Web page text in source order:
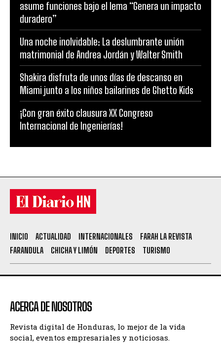
asume funciones bajo el lema “Genera un impacto
duradero”
Una noche inolvidable: La deslumbrante unión
matrimonial de Andrea Jordán y Walter Smith
Shakira disfruta de unos días de descanso en
Miami junto a los niños bailarines de Ghetto Kids
¡Con gran éxito clausura XX Congreso
Internacional de Ingenierías!
INICIO ACTUALIDAD INTERNACIONALES
FARAH LA REVISTA
FARANDULA
CHICHA Y LIMÓN DEPORTES TURISMO
ACERCA DE NOSOTROS
Revista digital de Honduras, lo mejor de la vida
social, eventos empresariales y noticiosas.